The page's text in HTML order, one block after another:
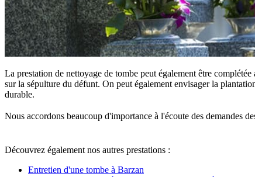
La prestation de nettoyage de tombe peut également être
sur la sépulture du défunt. On peut également envisager la
durable.
Nous accordons beaucoup d'importance à l'écoute des demandes
Découvrez également nos autres prestations :
Entretien d'une tombe à Barzan